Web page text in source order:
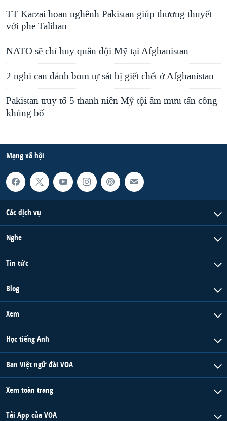
TT Karzai hoan nghênh Pakistan giúp thương thuyết
với phe Taliban
NATO sẽ chỉ huy quân đội Mỹ tại Afghanistan
2 nghi can đánh bom tự sát bị giết chết ở Afghanistan
Pakistan truy tố 5 thanh niên Mỹ tội âm mưu tấn công
khủng bố
Mạng xã hội
Các dịch vụ
Nghe
Tin tức
Blog
Xem
Học tiếng Anh
Ban Việt ngữ đài VOA
Xem toàn trang
Tải App của VOA